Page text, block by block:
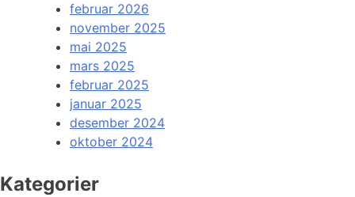
februar 2026
november 2025
mai 2025
mars 2025
februar 2025
januar 2025
desember 2024
oktober 2024
Kategorier